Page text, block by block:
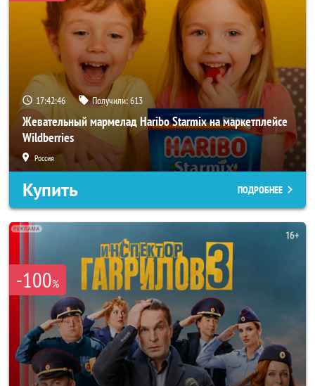
17:42:44 Получили:613
Жевательный мармелад Haribo Starmix на маркетплейсе
Wildberries
Россия
Купить ПОДРОБНЕЕ
-100%